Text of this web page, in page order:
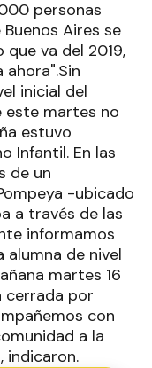
personas
Aires se
va del 2019,
inicial del
este martes no
estuvo
Infantil. En las
de un
-ubicado
a través de las
informamos
alumna de nivel
martes 16
cerrada por
con
a la
indicaron.